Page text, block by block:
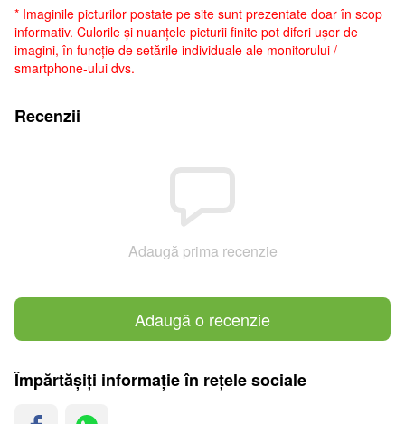
* Imaginile picturilor postate pe site sunt prezentate doar în scop
informativ. Culorile și nuanțele picturii finite pot diferi ușor de
imagini, în funcție de setările individuale ale monitorului /
smartphone-ului dvs.
Recenzii
Adaugă prima recenzie
Adaugă o recenzie
Împărtășiți informație în rețele sociale